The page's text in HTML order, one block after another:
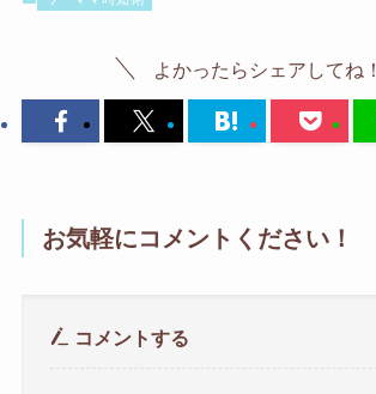
よかったらシェアしてね！
お気軽にコメントください！
コメントする